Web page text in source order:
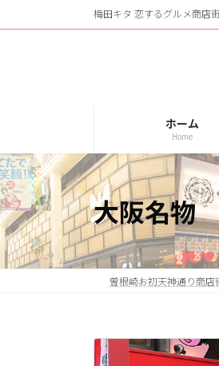
ン
ッ
プ
ビ
移
動
梅田キタ 恋するグルメ商店
ホーム
Home
大阪名物
曽根崎お初天神通り商